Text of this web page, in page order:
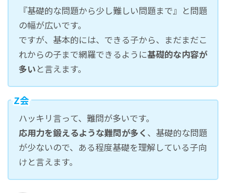
『基礎的な問題から少し難しい問題まで』と問題
の幅が広いです。
ですが、基本的には、できる子から、まだまだこ
れからの子まで網羅できるように基礎的な内容が
多いと言えます。
Z会
ハッキリ言って、難問が多いです。
応用力を鍛えるような難問が多く 、基礎的な問題
が少ないので、ある程度基礎を理解している子向
けと言えます。